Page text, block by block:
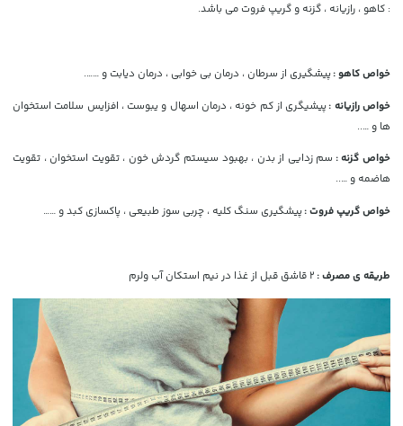
: کاهو ، رازیانه ، گزنه و گریپ فروت می باشد.
خواص کاهو :پیشگیری از سرطان ، درمان بی خوابی ، درمان دیابت و …….
خواص رازیانه :پیشیگری از کم خونه ، درمان اسهال و یبوست ، افزایس سلامت استخوان
ها و …..
خواص گزنه : سم زدایی از بدن ، بهبود سیستم گردش خون ، تقویت استخوان ، تقویت
هاضمه و …..
خواص گریپ فروت :پیشگیری سنگ کلیه ، چربی سوز طبیعی ، پاکسازی کبد و ……
طریقه ی مصرف : 2 قاشق قبل از غذا در نیم استکان آب ولرم